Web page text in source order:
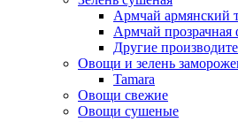
Армчай армянский
Армчай прозрачная
Другие
Овощи и зелень
Tamara
Овощи свежие
Овощи сушеные